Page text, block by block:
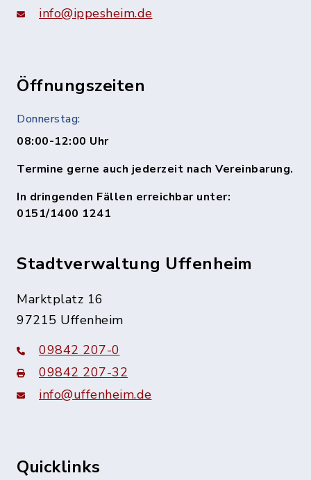
info@ippesheim.de
Öffnungszeiten
Donnerstag:
08:00-12:00 Uhr
Termine gerne auch jederzeit nach Vereinbarung.
In dringenden Fällen erreichbar unter:
0151/1400 1241
Stadtverwaltung Uffenheim
Marktplatz 16
97215 Uffenheim
09842 207-0
09842 207-32
info@uffenheim.de
Quicklinks